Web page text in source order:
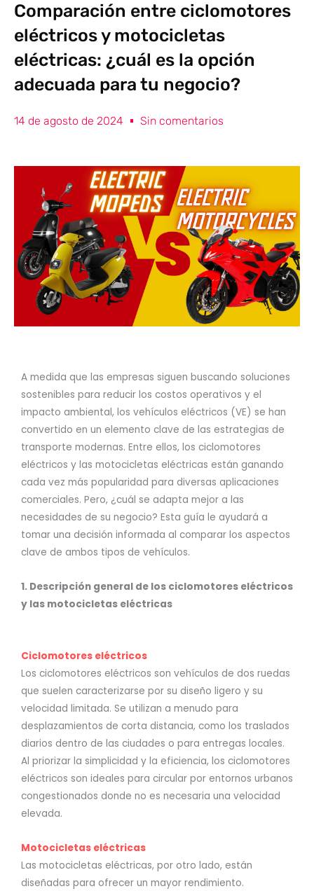
Comparación entre ciclomotores
eléctricos y motocicletas
eléctricas: ¿cuál es la opción
adecuada para tu negocio?
14 de agosto de 2024 Sin comentarios
A medida que las empresas siguen buscando soluciones
sostenibles para reducir los costos operativos y el
impacto ambiental, los vehículos eléctricos (VE) se han
convertido en un elemento clave de las estrategias de
transporte modernas. Entre ellos, los ciclomotores
eléctricos y las motocicletas eléctricas están ganando
cada vez más popularidad para diversas aplicaciones
comerciales. Pero, ¿cuál se adapta mejor a las
necesidades de su negocio? Esta guía le ayudará a
tomar una decisión informada al comparar los aspectos
clave de ambos tipos de vehículos.
1. Descripción general de los ciclomotores eléctricos
y las motocicletas eléctricas
Ciclomotores eléctricos
Los ciclomotores eléctricos son vehículos de dos ruedas
que suelen caracterizarse por su diseño ligero y su
velocidad limitada. Se utilizan a menudo para
desplazamientos de corta distancia, como los traslados
diarios dentro de las ciudades o para entregas locales.
Al priorizar la simplicidad y la eficiencia, los ciclomotores
eléctricos son ideales para circular por entornos urbanos
congestionados donde no es necesaria una velocidad
elevada.
Motocicletas eléctricas
Las motocicletas eléctricas, por otro lado, están
diseñadas para ofrecer un mayor rendimiento.